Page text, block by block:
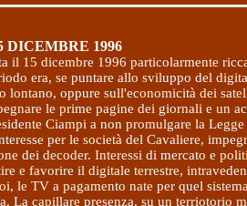
DICEMBRE 1996
il 15 dicembre 1996 particolarmente
era, se puntare allo sviluppo del
lontano, oppure sull'economicità dei
le prime pagine dei giornali e un
Ciampi a non promulgare la
per le società del Cavaliere,
dei decoder. Interessi di mercato e
e favorire il digitale terrestre,
le TV a pagamento nate per quel
La capillare presenza, su un terriotorio